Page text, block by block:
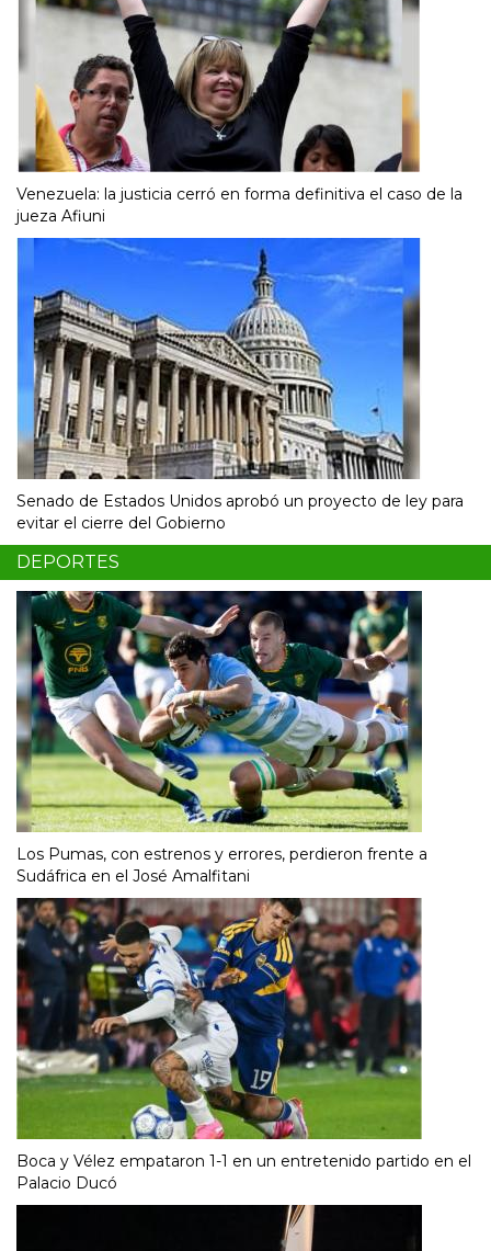
Venezuela: la justicia cerró en forma definitiva el caso de la
jueza Afiuni
Senado de Estados Unidos aprobó un proyecto de ley para
evitar el cierre del Gobierno
DEPORTES
Los Pumas, con estrenos y errores, perdieron frente a
Sudáfrica en el José Amalfitani
Boca y Vélez empataron 1-1 en un entretenido partido en el
Palacio Ducó